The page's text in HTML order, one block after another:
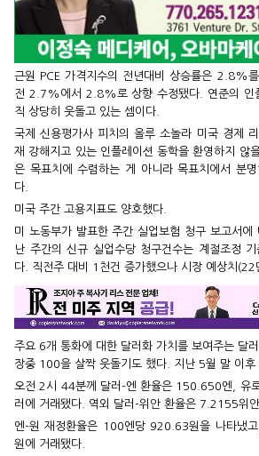
근원 PCE 가격지수의 전년대비 상승률은 2.8%
전 2.7%에서 2.8%로 상향 수정됐다. 연준의 인
직 상당히 웃돌고 있는 셈이다.
국제 신용평가사 피치의 올루 소놀라 미국 경제
재 강해지고 있는 인플레이션 동학을 환영하지 않
은 목표치에 수렴하는 게 아니라 목표치에서 분
다.
미국 주간 고용지표도 양호했다.
미 노동부가 발표한 주간 실업보험 청구 보고서
난 주간의 신규 실업수당 청구건수는 계절조정
다. 직전주 대비 1천건 증가했으나 시장 예상치(22
주요 6개 통화에 대한 달러화 가치를 보여주는 달
장중 100을 살짝 웃돌기도 했다. 지난 5월 말 이후
오전 2시 44분께 달러-엔 환율은 150.650엔, 유
러에 거래됐다. 역외 달러-위안 환율은 7.2155위안
엔-원 재정환율은 100엔당 920.63원을 나타냈
원에 거래됐다.